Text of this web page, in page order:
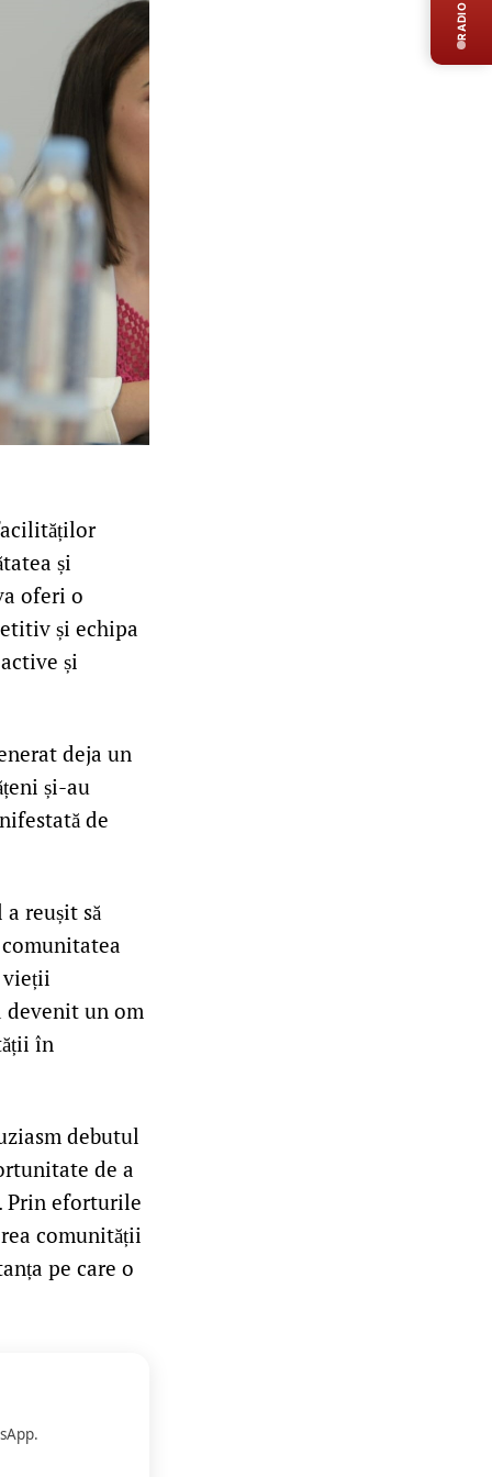
și
oferi o
și echipa
și
deja un
și-au
de
reușit să
vieții
un om
în
debutul
de a
Prin eforturile
comunității
pe care o